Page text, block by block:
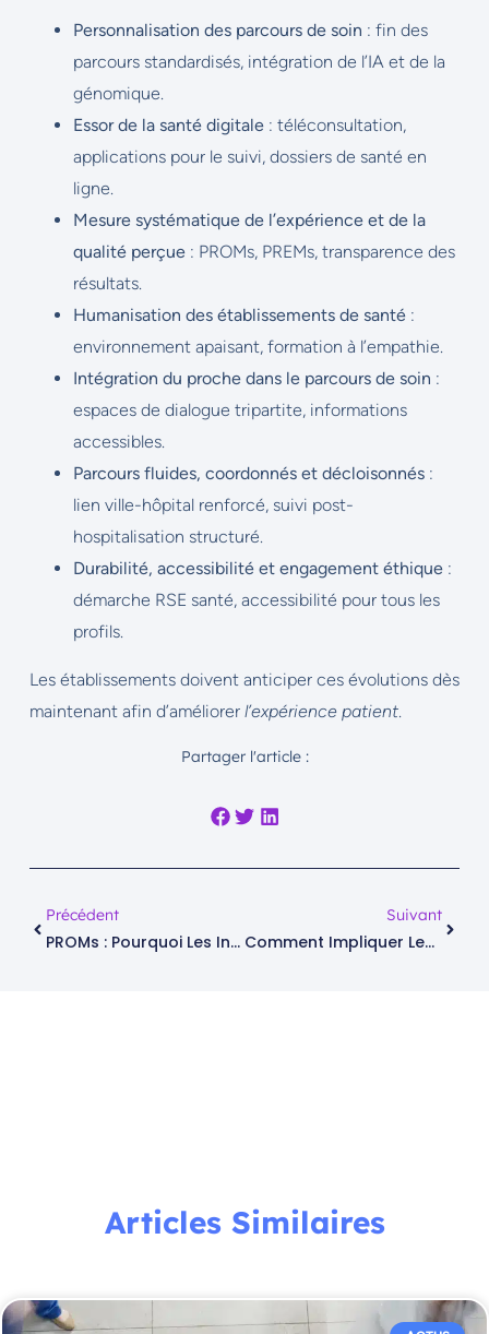
Personnalisation des parcours de soin : fin des
parcours standardisés, intégration de l’IA et de la
génomique.
Essor de la santé digitale: téléconsultation,
applications pour le suivi, dossiers de santé en
ligne.
Mesure systématique de l’expérience et de la
qualité perçue: PROMs, PREMs, transparence des
résultats.
Humanisation des établissements de santé:
environnement apaisant, formation à l’empathie.
Intégration du proche dans le parcours de soin :
espaces de dialogue tripartite, informations
accessibles.
Parcours fluides, coordonnés et décloisonnés:
lien ville-hôpital renforcé, suivi post-
hospitalisation structuré.
Durabilité, accessibilité et engagement éthique:
démarche RSE santé, accessibilité pour tous les
profils.
Les établissements doivent anticiper ces évolutions dès
maintenant afin d’améliorer l’expérience patient.
Partager l'article :
Précédent
PROMs : Pourquoi Les Indicateurs Issus Des Patients Sont Devenus Clés Pour Les Établissements De Santé
Suivant
Comment Impliquer Les Patients Dans L’amélioration Continue Des Soins ?
Articles Similaires